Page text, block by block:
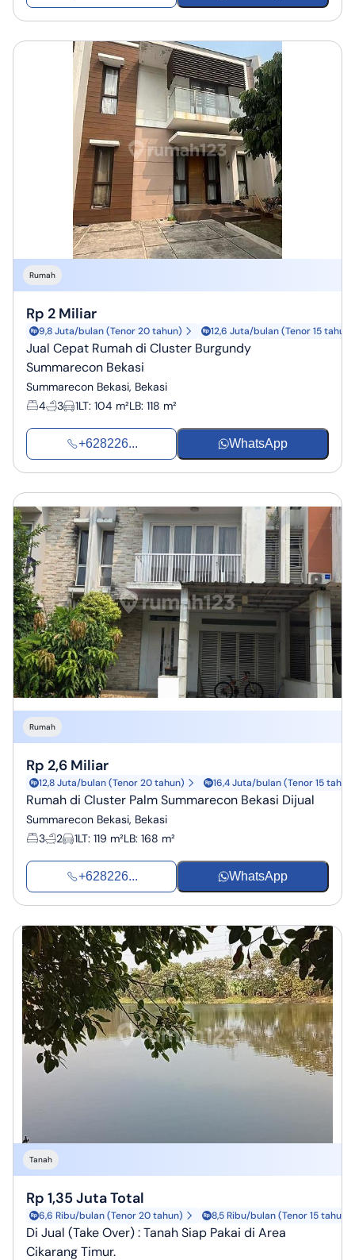
Rumah
Rp 2 Miliar
9,8 Juta/bulan (Tenor 20 tahun) 12,6 Juta/bulan (Tenor 15 tahun)
Jual Cepat Rumah di Cluster Burgundy
Summarecon Bekasi
Summarecon Bekasi, Bekasi
4
3 1LT: 104 m²LB: 118 m²
+628226... WhatsApp
Rumah
Rp 2,6 Miliar
12,8 Juta/bulan (Tenor 20 tahun) 16,4 Juta/bulan (Tenor 15
Rumah di Cluster Palm Summarecon Bekasi Dijual
Summarecon Bekasi, Bekasi
3
2 1LT: 119 m²LB: 168 m²
+628226... WhatsApp
Tanah
Rp 1,35 Juta Total
6,6 Ribu/bulan (Tenor 20 tahun) 8,5 Ribu/bulan (Tenor 15 tahun)
Di Jual (Take Over) : Tanah Siap Pakai di Area
Cikarang Timur.